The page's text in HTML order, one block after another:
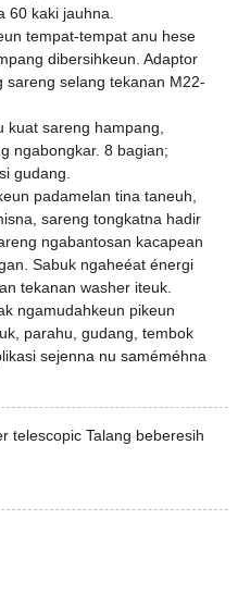
60 kaki jauhna.
tempat-tempat anu hese
dibersihkeun. Adaptor
sareng selang tekanan M22-
kuat sareng hampang,
ngabongkar. 8 bagian;
gudang.
padamelan tina taneuh,
sareng tongkatna hadir
ngabantosan kacapean
Sabuk ngaheéat énergi
tekanan washer iteuk.
ngamudahkeun pikeun
parahu, gudang, tembok
sejenna nu saméméhna
telescopic Talang beberesih